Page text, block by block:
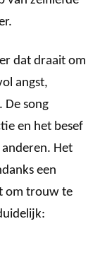
dat draait om
angst,
De song
en het besef
Het
een
om trouw te